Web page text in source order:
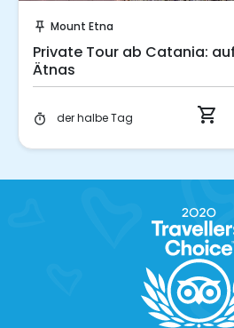
push_pin Mount Etna
Private Tour ab Catania:
Ätnas
timer der halbe Tag shopping_cart